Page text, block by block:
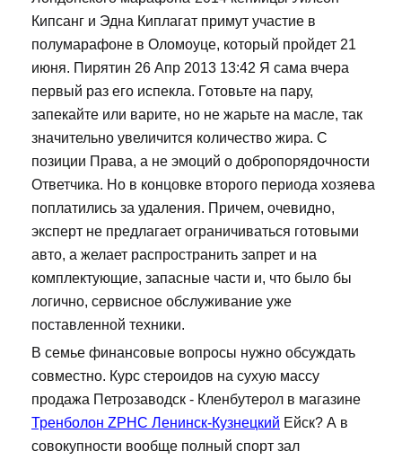
Кипсанг и Эдна Киплагат примут участие в
полумарафоне в Оломоуце, который пройдет 21
июня. Пирятин 26 Апр 2013 13:42 Я сама вчера
первый раз его испекла. Готовьте на пару,
запекайте или варите, но не жарьте на масле, так
значительно увеличится количество жира. С
позиции Права, а не эмоций о добропорядочности
Ответчика. Но в концовке второго периода хозяева
поплатились за удаления. Причем, очевидно,
эксперт не предлагает ограничиваться готовыми
авто, а желает распространить запрет и на
комплектующие, запасные части и, что было бы
логично, сервисное обслуживание уже
поставленной техники.
В семье финансовые вопросы нужно обсуждать
совместно. Курс стероидов на сухую массу
продажа Петрозаводск - Кленбутерол в магазине
Тренболон ZPHC Ленинск-Кузнецкий Ейск? А в
совокупности вообще полный спорт зал